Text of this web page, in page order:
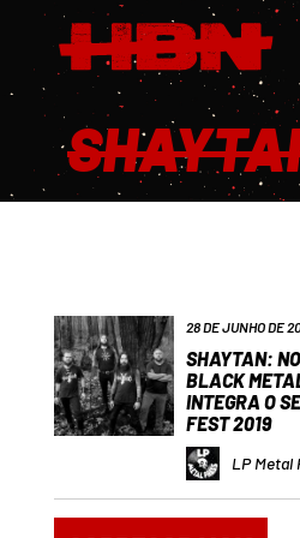
28 DE JUNHO DE
SHAYTAN:
BLACK
INTEGRA O
FEST 2019
LP Metal